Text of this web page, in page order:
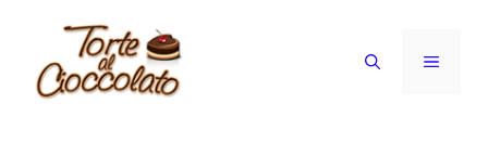
contenuto
MENU